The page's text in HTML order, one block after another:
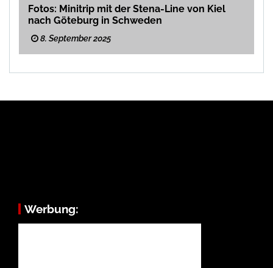
Fotos: Minitrip mit der Stena-Line von Kiel
nach Göteburg in Schweden
8. September 2025
Werbung: